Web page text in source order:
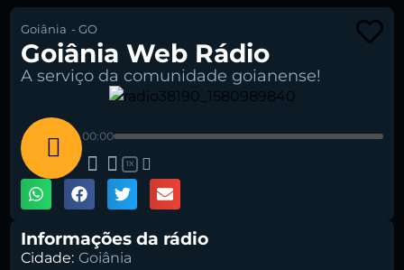
Goiânia -GO
Goiânia Web Rádio
A serviço da comunidade goianense!
00:00
1X
Informações da rádio
Cidade: Goiânia